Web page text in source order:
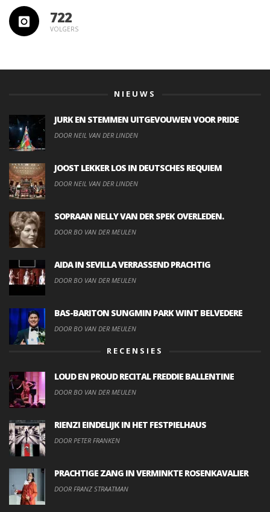
722
VOLGERS
NIEUWS
JURK EN STEMMEN UITGEVOUWEN VOOR PRIDE
DOOR NEIL VAN DER LINDEN
JOOST LEKKER LOS IN DEUTSCHES REQUIEM
DOOR NEIL VAN DER LINDEN
SOPRAAN NELLY VAN DER SPEK OVERLEDEN.
DOOR BO VAN DER MEULEN
AIDA IN SEVILLA VERRASSEND PRACHTIG
DOOR BO VAN DER MEULEN
BAS-BARITON SUNGMIN PARK WINT BELVEDERE
DOOR BO VAN DER MEULEN
RECENSIES
LOUD EN PROUD RECITAL FREDDIE BALLENTINE
DOOR BO VAN DER MEULEN
RIENZI EINDELIJK IN HET FESTPIELHAUS
DOOR PETER FRANKEN
PRACHTIGE ZANG IN VERMINKTE ROSENKAVALIER
DOOR FRANZ STRAATMAN